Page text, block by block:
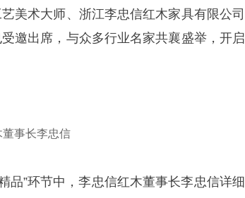
美术大师、浙江李忠信红木家具有限公司
邀出席，与众多行业名家共襄盛举，开启
事长李忠信
品”环节中，李忠信红木董事长李忠信详细